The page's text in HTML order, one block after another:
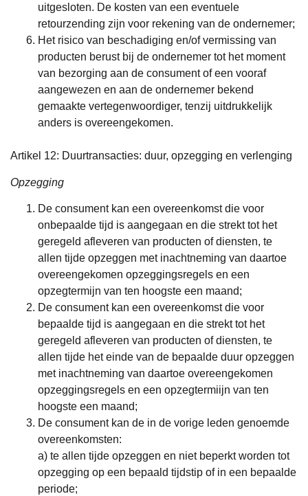
uitgesloten. De kosten van een eventuele
retourzending zijn voor rekening van de ondernemer;
Het risico van beschadiging en/of vermissing van
producten berust bij de ondernemer tot het moment
van bezorging aan de consument of een vooraf
aangewezen en aan de ondernemer bekend
gemaakte vertegenwoordiger, tenzij uitdrukkelijk
anders is overeengekomen.
Artikel 12: Duurtransacties: duur, opzegging en verlenging
Opzegging
De consument kan een overeenkomst die voor
onbepaalde tijd is aangegaan en die strekt tot het
geregeld afleveren van producten of diensten, te
allen tijde opzeggen met inachtneming van daartoe
overeengekomen opzeggingsregels en een
opzegtermijn van ten hoogste een maand;
De consument kan een overeenkomst die voor
bepaalde tijd is aangegaan en die strekt tot het
geregeld afleveren van producten of diensten, te
allen tijde het einde van de bepaalde duur opzeggen
met inachtneming van daartoe overeengekomen
opzeggingsregels en een opzegtermiijn van ten
hoogste een maand;
De consument kan de in de vorige leden genoemde
overeenkomsten:
a) te allen tijde opzeggen en niet beperkt worden tot
opzegging op een bepaald tijdstip of in een bepaalde
periode;